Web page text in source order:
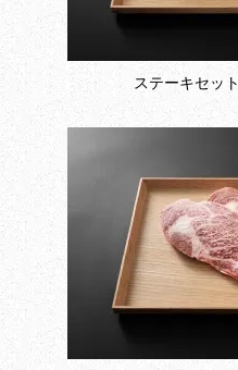
ステーキセット